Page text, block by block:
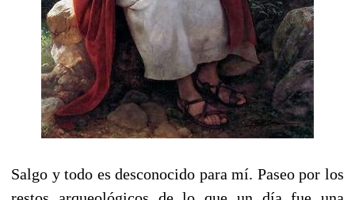
Salgo y todo es desconocido para mí. Paseo por los